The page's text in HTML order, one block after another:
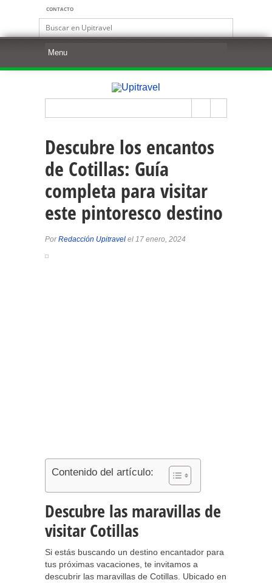
CONTACTO
Descubre los encantos
de Cotillas: Guía
completa para visitar
este pintoresco destino
PorRedacción Upitravel el 17 enero, 2024
Contenido del artículo:
Descubre las maravillas de
visitar Cotillas
Si estás buscando un destino encantador para
tus próximas vacaciones, te invitamos a
descubrir las maravillas de Cotillas. Ubicado en